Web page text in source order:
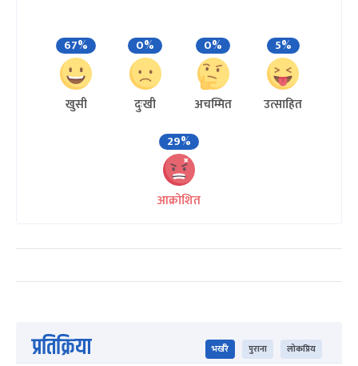
67%
खुसी
0%
दुःखी
0%
अचम्मित
5%
उत्साहित
29%
आक्रोशित
प्रतिक्रिया भर्खरै पुराना लोकप्रिय